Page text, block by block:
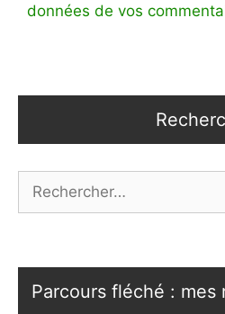
données de vos
Parcours fléché : mes